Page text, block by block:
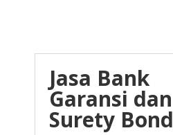
Jasa Bank
Garansi dan
Surety Bond